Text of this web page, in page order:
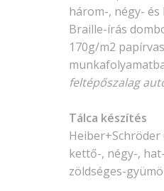
három-, négy-
Braille-írás
170g/m2
feltépőszalag
Tálca készítés
Heiber+Schröder
kettő-, négy-,
zöldséges-